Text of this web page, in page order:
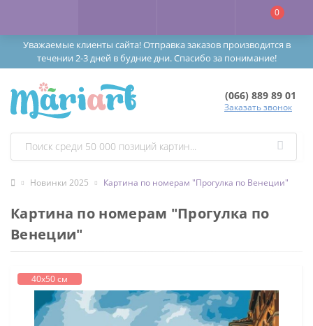
Уважаемые клиенты сайта! Отправка заказов производится в
течении 2-3 дней в будние дни. Спасибо за понимание!
0
(066) 889 89 01
Заказать звонок
Новинки 2025 Картина по номерам "Прогулка по Венеции"
Картина по номерам "Прогулка по
Венеции"
40х50 см